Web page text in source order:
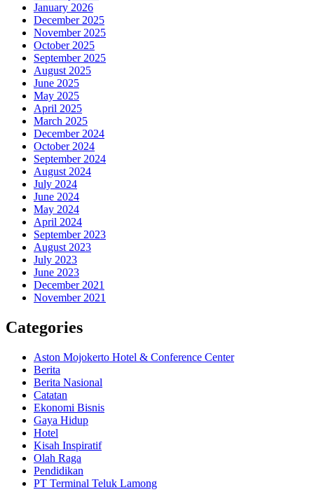
January 2026
December 2025
November 2025
October 2025
September 2025
August 2025
June 2025
May 2025
April 2025
March 2025
December 2024
October 2024
September 2024
August 2024
July 2024
June 2024
May 2024
April 2024
September 2023
August 2023
July 2023
June 2023
December 2021
November 2021
Categories
Aston Mojokerto Hotel & Conference Center
Berita
Berita Nasional
Catatan
Ekonomi Bisnis
Gaya Hidup
Hotel
Kisah Inspiratif
Olah Raga
Pendidikan
PT Terminal Teluk Lamong